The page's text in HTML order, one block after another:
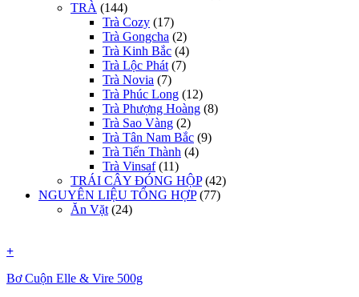
TRÀ (144)
Trà Cozy (17)
Trà Gongcha (2)
Trà Kinh Bắc (4)
Trà Lộc Phát (7)
Trà Novia (7)
Trà Phúc Long (12)
Trà Phượng Hoàng (8)
Trà Sao Vàng (2)
Trà Tân Nam Bắc (9)
Trà Tiến Thành (4)
Trà Vinsaf (11)
TRÁI CÂY ĐÓNG HỘP (42)
NGUYÊN LIỆU TỔNG HỢP (77)
Ăn Vặt (24)
+
Bơ Cuộn Elle & Vire 500g